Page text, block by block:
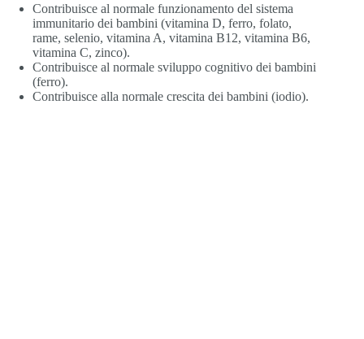
Contribuisce al normale funzionamento del sistema
immunitario dei bambini (vitamina D, ferro, folato,
rame, selenio, vitamina A, vitamina B12, vitamina B6,
vitamina C, zinco).
Contribuisce al normale sviluppo cognitivo dei bambini
(ferro).
Contribuisce alla normale crescita dei bambini (iodio).